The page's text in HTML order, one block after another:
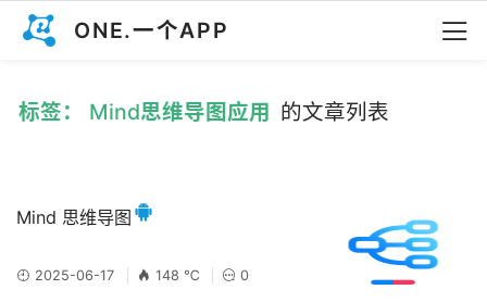
ONE.一个APP
标签： Mind思维导图应用 的文章列表
Mind 思维导图
2025-06-17 148 ℃ 0